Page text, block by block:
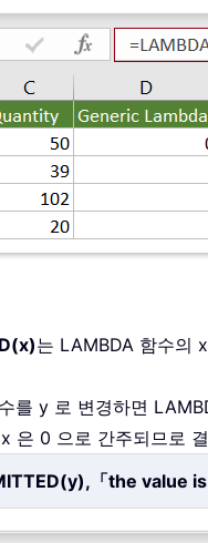
는 LAMBDA 함수의
를 y 로 변경하면
은 0 으로 간주되므로
「the value